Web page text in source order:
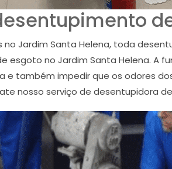
Jardim Santa Helena, toda
no Jardim Santa Helena. A
e também impedir que os odores
nosso serviço de desentupidora